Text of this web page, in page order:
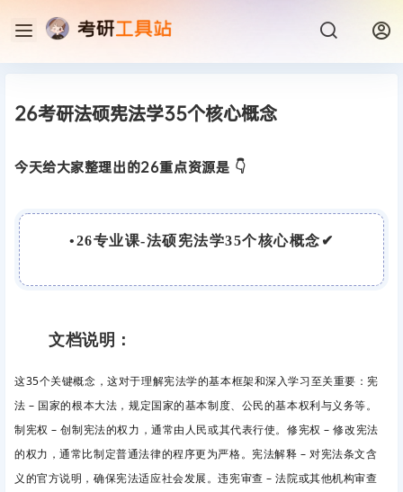
26考研法硕宪法学35个核心概念
今天给大家整理出的26重点资源是 👇
•26专业课-法硕宪法学35个核心概念 ✔
文档说明：
这35个关键概念，这对于理解宪法学的基本框架和深入学习至关重要：宪
法 – 国家的根本大法，规定国家的基本制度、公民的基本权利与义务等。
制宪权 – 创制宪法的权力，通常由人民或其代表行使。修宪权 – 修改宪法
的权力，通常比制定普通法律的程序更为严格。宪法解释 – 对宪法条文含
义的官方说明，确保宪法适应社会发展。违宪审查 – 法院或其他机构审查